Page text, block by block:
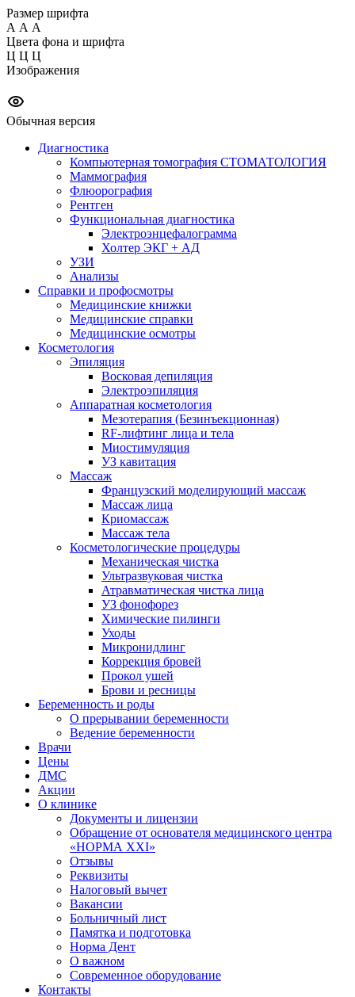
Размер шрифта
А А А
Цвета фона и шрифта
Ц Ц Ц
Изображения
Обычная версия
Диагностика
Компьютерная томография СТОМАТОЛОГИЯ
Маммография
Флюорография
Рентген
Функциональная диагностика
Электроэнцефалограмма
Холтер ЭКГ + АД
УЗИ
Анализы
Справки и профосмотры
Медицинские книжки
Медицинские справки
Медицинские осмотры
Косметология
Эпиляция
Восковая депиляция
Электроэпиляция
Аппаратная косметология
Мезотерапия (Безинъекционная)
RF-лифтинг лица и тела
Миостимуляция
УЗ кавитация
Массаж
Французский моделирующий массаж
Массаж лица
Криомассаж
Массаж тела
Косметологические процедуры
Механическая чистка
Ультразвуковая чистка
Атравматическая чистка лица
УЗ фонофорез
Химические пилинги
Уходы
Микронидлинг
Коррекция бровей
Прокол ушей
Брови и ресницы
Беременность и роды
О прерывании беременности
Ведение беременности
Врачи
Цены
ДМС
Акции
О клинике
Документы и лицензии
Обращение от основателя медицинского центра
«НОРМА ХХI»
Отзывы
Реквизиты
Налоговый вычет
Вакансии
Больничный лист
Памятка и подготовка
Норма Дент
О важном
Современное оборудование
Контакты